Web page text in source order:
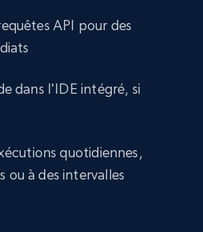
API pour des
dans l'IDE intégré, si
quotidiennes,
ou à des intervalles